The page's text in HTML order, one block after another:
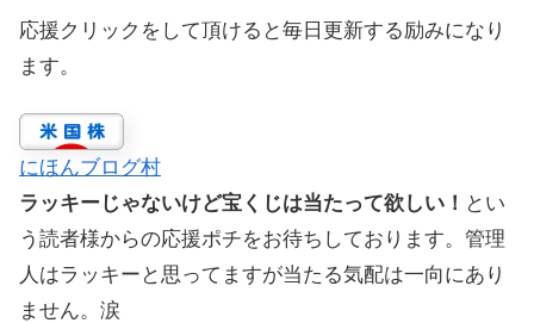
応援クリックをして頂けると毎日更新する励みになり
ます。
にほんブログ村
ラッキーじゃないけど宝くじは当たって欲しい！ とい
う読者様からの応援ポチをお待ちしております。管理
人はラッキーと思ってますが当たる気配は一向にあり
ません。涙